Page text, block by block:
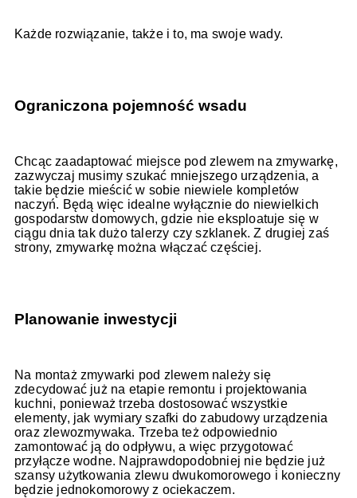
Każde rozwiązanie, także i to, ma swoje wady.
Ograniczona pojemność wsadu
Chcąc zaadaptować miejsce pod zlewem na zmywarkę,
zazwyczaj musimy szukać mniejszego urządzenia, a
takie będzie mieścić w sobie niewiele kompletów
naczyń. Będą więc idealne wyłącznie do niewielkich
gospodarstw domowych, gdzie nie eksploatuje się w
ciągu dnia tak dużo talerzy czy szklanek. Z drugiej zaś
strony, zmywarkę można włączać częściej.
Planowanie inwestycji
Na montaż zmywarki pod zlewem należy się
zdecydować już na etapie remontu i projektowania
kuchni, ponieważ trzeba dostosować wszystkie
elementy, jak wymiary szafki do zabudowy urządzenia
oraz zlewozmywaka. Trzeba też odpowiednio
zamontować ją do odpływu, a więc przygotować
przyłącze wodne. Najprawdopodobniej nie będzie już
szansy użytkowania zlewu dwukomorowego i konieczny
będzie jednokomorowy z ociekaczem.